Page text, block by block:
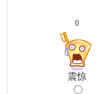
0
震惊